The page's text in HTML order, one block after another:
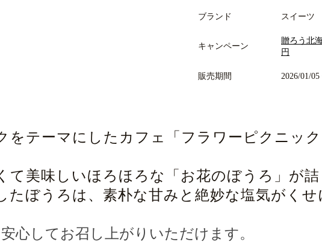
ブランド スイーツ
キャンペーン
贈ろう北
円
販売期間 2026/01/05
をテーマにしたカフェ「フラワーピクニッ
て美味しいほろほろな「お花のぼうろ」が詰
たぼうろは、素朴な甘みと絶妙な塩気がくせ
心してお召し上がりいただけます。